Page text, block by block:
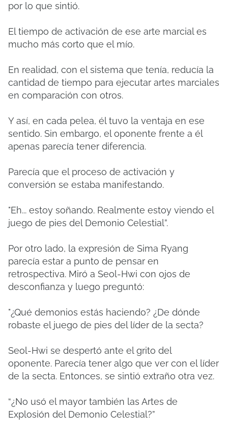
por lo que sintió.
El tiempo de activación de ese arte marcial es
mucho más corto que el mío.
En realidad, con el sistema que tenía, reducía la
cantidad de tiempo para ejecutar artes marciales
en comparación con otros.
Y así, en cada pelea, él tuvo la ventaja en ese
sentido. Sin embargo, el oponente frente a él
apenas parecía tener diferencia.
Parecía que el proceso de activación y
conversión se estaba manifestando.
"Eh... estoy soñando. Realmente estoy viendo el
juego de pies del Demonio Celestial”.
Por otro lado, la expresión de Sima Ryang
parecía estar a punto de pensar en
retrospectiva. Miró a Seol-Hwi con ojos de
desconfianza y luego preguntó:
"¿Qué demonios estás haciendo? ¿De dónde
robaste el juego de pies del líder de la secta?
Seol-Hwi se despertó ante el grito del
oponente. Parecía tener algo que ver con el líder
de la secta. Entonces, se sintió extraño otra vez.
“¿No usó el mayor también las Artes de
Explosión del Demonio Celestial?”